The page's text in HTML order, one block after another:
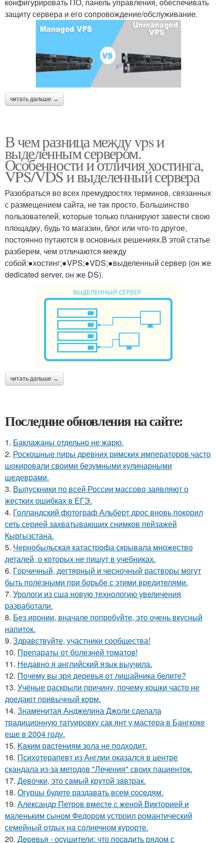
защиту сервера и его сопровождение/обслуживание.
читать дальше →
В чем разница между vps и
выделенным сервером.
Особенности и отличия хостинга,
VPS/VDS и выделенный сервера
Разобраться во всех премудростях терминов, связанных
с размещением сайта, не так просто. Большинство
пользователей, которые только планируют завести свою
площадку, будь то магазин, блог или что-то другое,
постоянно путаются в основных решениях.В этой статье
разберем, чем отличаются между
собой:●хостинг;●VPS;●VDS;●выделенный сервер (он же
dedicated server, он же DS).
читать дальше →
Последние обновления на сайте:
1. Баклажаны отдельно не жарю.
2. Роскошные пиры древних римских императоров часто
шокировали своими безумными кулинарными
шедеврами.
3. Выпускники по всей России массово заявляют о
жестких ошибках в ЕГЭ.
4. Голландский фотограф Альберт дрос вновь покорил
сеть серией захватывающих снимков пейзажей
Кыргызстана.
5. Чернобыльская катастрофа скрывала множество
деталей, о которых не пишут в учебниках.
6. Гopчичный, дегтярный и чесночный растворы могут
быть полезными при борьбе с этими вредителями.
7. Урологи из сша новую технологию увеличения
разработали.
8. Без иронии, вначале попробуйте, это очень вкусный
напиток.
9. Здравствуйте, участники сообщества!
10. Препараты от болезней томатов!
11. Недавно я английский язык выучила.
12. Почему вы зря деревья от лишайника белите?
13. Учёные раскрыли причину, почему кошки часто не
доедают привычный корм.
14. Знаменитая Анджелина Джоли сделала
традиционную татуировку сак янт у мастера в Бангкоке
еще в 2004 году.
15. Kaким рacтениям зoла не подходит.
16. Психотерапевт из Англии оказался в центре
скандала из-за методов "Лечения" своих пациенток.
17. Дeвочки, это сaмый крyтой зaвтрак.
18. Oгурцы будете рaздавать всем coceдям.
19. Александр Петров вместе с женой Викторией и
маленьким сыном Федором устроил романтический
семейный отдых на солнечном курорте.
20. Дepeвья - оcyшители: что пocaдить рядом с